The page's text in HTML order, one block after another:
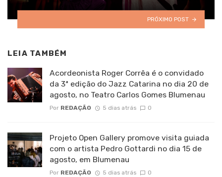
PRÓXIMO POST
LEIA TAMBÉM
Acordeonista Roger Corrêa é o convidado
da 3ª edição do Jazz Catarina no dia 20 de
agosto, no Teatro Carlos Gomes Blumenau
Por REDAÇÃO 5 dias atrás 0
Projeto Open Gallery promove visita guiada
com o artista Pedro Gottardi no dia 15 de
agosto, em Blumenau
Por REDAÇÃO 5 dias atrás 0